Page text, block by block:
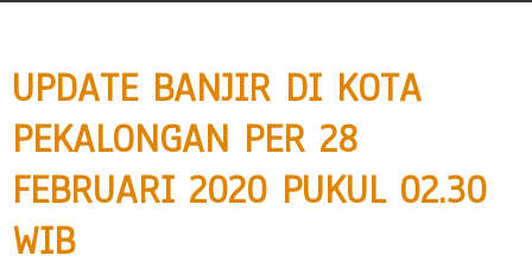
UPDATE BANJIR DI KOTA
PEKALONGAN PER 28
FEBRUARI 2020 PUKUL 02.30
WIB